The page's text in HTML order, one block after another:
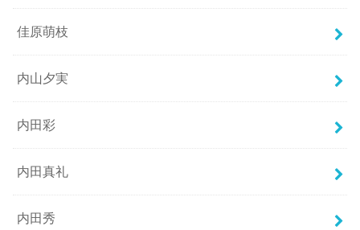
佳原萌枝
内山夕実
内田彩
内田真礼
内田秀